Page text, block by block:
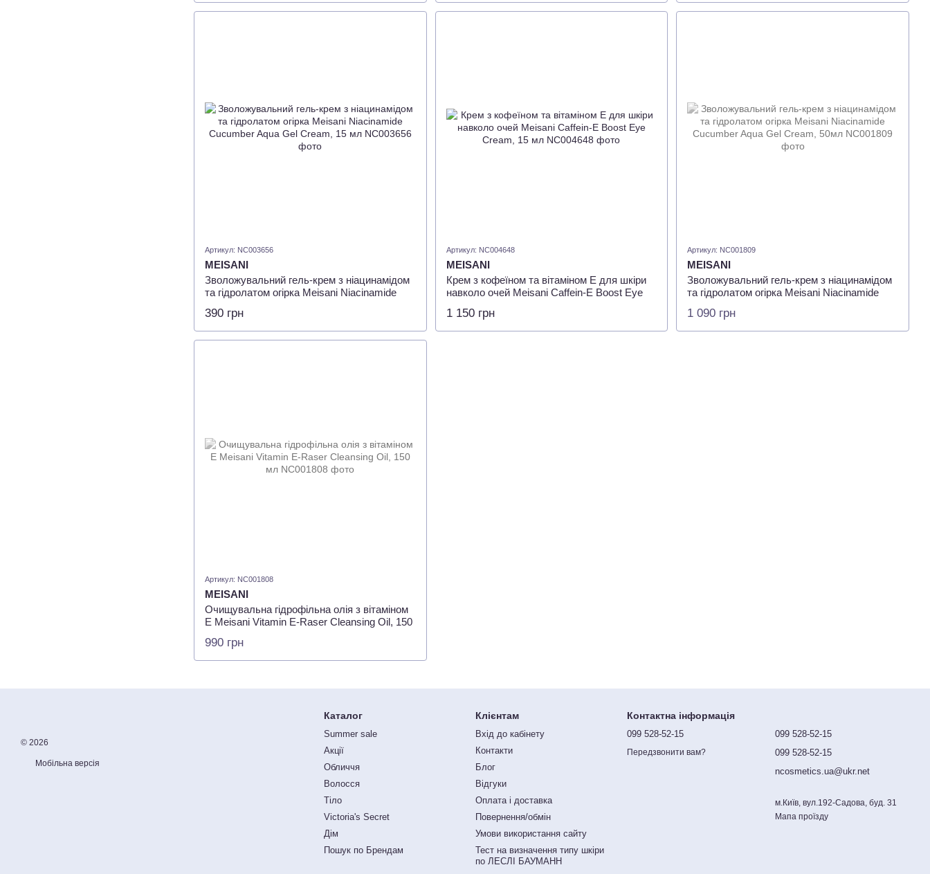
Артикул: NC003656
MEISANI
Зволожувальний гель-крем з ніацинамідом
та гідролатом огірка Meisani Niacinamide
390 грн
Артикул: NC004648
MEISANI
Крем з кофеїном та вітаміном Е для шкіри
навколо очей Meisani Caffein-E Boost Eye
1 150 грн
Артикул: NC001809
MEISANI
Зволожувальний гель-крем з ніацинамідом
та гідролатом огірка Meisani Niacinamide
1 090 грн
Артикул: NC001808
MEISANI
Очищувальна гідрофільна олія з вітаміном
Е Meisani Vitamin E-Raser Cleansing Oil, 150
990 грн
© 2026
Мобільна версія
Каталог
Summer sale
Акції
Обличчя
Волосся
Тіло
Victoria's Secret
Дім
Пошук по Брендам
Клієнтам
Вхід до кабінету
Контакти
Блог
Відгуки
Оплата і доставка
Повернення/обмін
Умови використання сайту
Тест на визначення типу шкіри
по ЛЕСЛІ БАУМАНН
Контактна інформація
099 528-52-15
Передзвонити вам?
099 528-52-15
099 528-52-15
ncosmetics.ua@ukr.net
м.Київ, вул.192-Садова, буд. 31
Мапа проїзду